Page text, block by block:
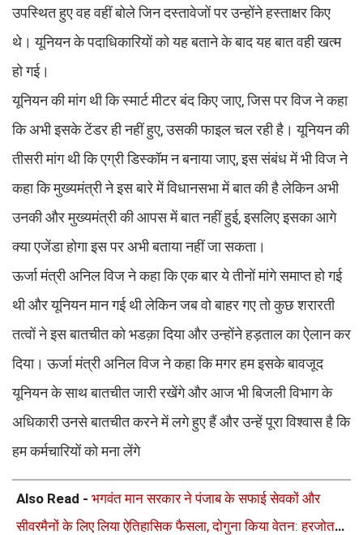
उपस्थित हुए वह वहीं बोले जिन दस्तावेजों पर उन्होंने हस्ताक्षर किए
थे। यूनियन के पदाधिकारियों को यह बताने के बाद यह बात वही खत्म
हो गई।
यूनियन की मांग थी कि स्मार्ट मीटर बंद किए जाए, जिस पर विज ने कहा
कि अभी इसके टेंडर ही नहीं हुए, उसकी फाइल चल रही है। यूनियन की
तीसरी मांग थी कि एग्री डिस्कॉम न बनाया जाए, इस संबंध में भी विज ने
कहा कि मुख्यमंत्री ने इस बारे में विधानसभा में बात की है लेकिन अभी
उनकी और मुख्यमंत्री की आपस में बात नहीं हुई, इसलिए इसका आगे
क्या एजेंडा होगा इस पर अभी बताया नहीं जा सकता।
ऊर्जा मंत्री अनिल विज ने कहा कि एक बार ये तीनों मांगे समाप्त हो गई
थी और यूनियन मान गई थी लेकिन जब वो बाहर गए तो कुछ शरारती
तत्वों ने इस बातचीत को भडक़ा दिया और उन्होंने हड़ताल का ऐलान कर
दिया। ऊर्जा मंत्री अनिल विज ने कहा कि मगर हम इसके बावजूद
यूनियन के साथ बातचीत जारी रखेंगे और आज भी बिजली विभाग के
अधिकारी उनसे बातचीत करने में लगे हुए हैं और उन्हें पूरा विश्वास है कि
हम कर्मचारियों को मना लेंगे
Also Read - भगवंत मान सरकार ने पंजाब के सफाई सेवकों और
सीवरमैनों के लिए लिया ऐतिहासिक फैसला, दोगुना किया वेतन: हरजोत